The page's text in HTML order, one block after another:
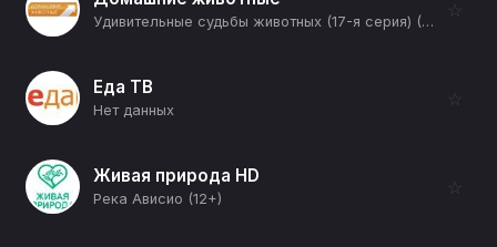
Удивительные судьбы животных (17-я серия) (12+)
☆
Еда ТВ
Нет данных
☆
Живая природа HD
Река Ависио (12+)
☆